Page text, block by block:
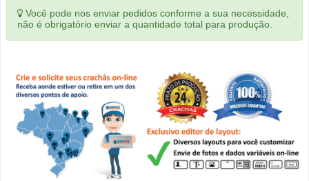
Você pode nos enviar pedidos conforme a sua necessidade,
não é obrigatório enviar a quantidade total para produção.